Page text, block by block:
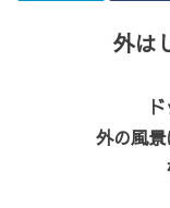
外は
外の風